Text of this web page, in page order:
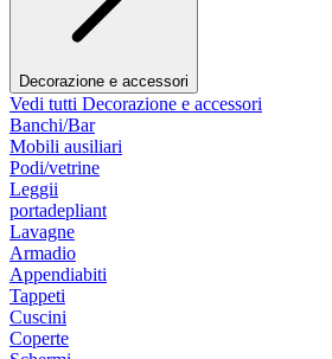
Decorazione e accessori
Vedi tutti Decorazione e accessori
Banchi/Bar
Mobili ausiliari
Podi/vetrine
Leggii
portadepliant
Lavagne
Armadio
Appendiabiti
Tappeti
Cuscini
Coperte